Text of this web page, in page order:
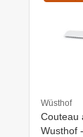
Wüsthof
Couteau
Wusthof